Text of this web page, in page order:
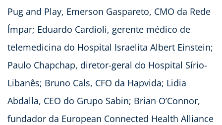
Pug and Play, Emerson Gaspareto, CMO da Rede
Ímpar; Eduardo Cardioli, gerente médico de
telemedicina do Hospital Israelita Albert Einstein;
Paulo Chapchap, diretor-geral do Hospital Sírio-
Libanês; Bruno Cals, CFO da Hapvida; Lidia
Abdalla, CEO do Grupo Sabin; Brian O’Connor,
fundador da European Connected Health Alliance